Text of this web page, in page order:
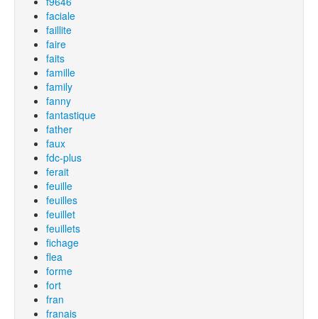
faciale
faillite
faire
faits
famille
family
fanny
fantastique
father
faux
fdc-plus
ferait
feuille
feuilles
feuillet
feuillets
fichage
flea
forme
fort
fran
franais